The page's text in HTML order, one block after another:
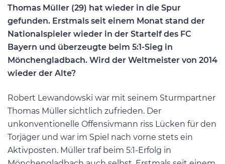
Thomas Müller (29) hat wieder in die Spur
gefunden. Erstmals seit einem Monat stand der
Nationalspieler wieder in der Startelf des FC
Bayern und überzeugte beim 5:1-Sieg in
Mönchengladbach. Wird der Weltmeister von 2014
wieder der Alte?
Robert Lewandowski war mit seinem Sturmpartner
Thomas Müller sichtlich zufrieden. Der
unkonventionelle Offensivmann riss Lücken für den
Torjäger und war im Spiel nach vorne stets ein
Aktivposten. Müller traf beim 5:1-Erfolg in